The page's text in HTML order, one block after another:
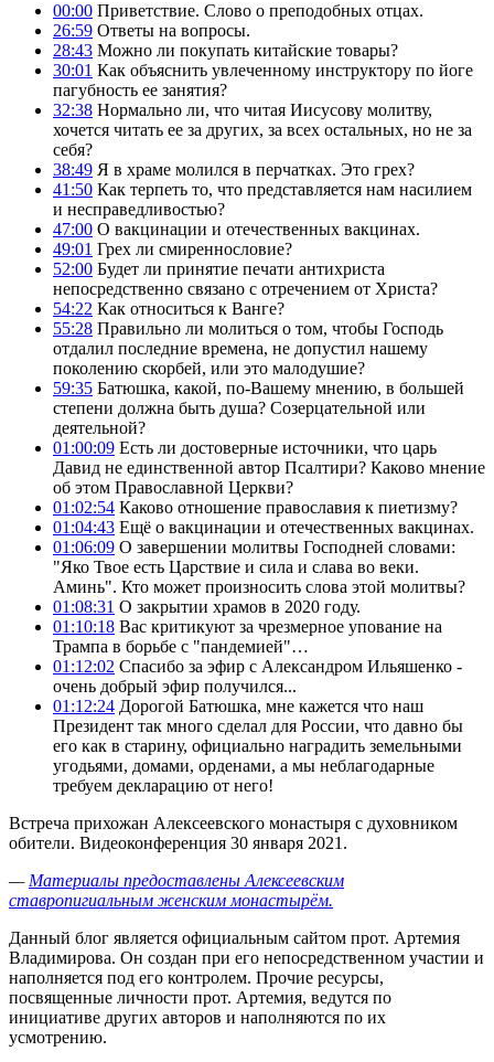
00:00 Приветствие. Слово о преподобных отцах.
26:59 Ответы на вопросы.
28:43 Можно ли покупать китайские товары?
30:01 Как объяснить увлеченному инструктору по йоге
пагубность ее занятия?
32:38 Нормально ли, что читая Иисусову молитву,
хочется читать ее за других, за всех остальных, но не за
себя?
38:49 Я в храме молился в перчатках. Это грех?
41:50 Как терпеть то, что представляется нам насилием
и несправедливостью?
47:00 О вакцинации и отечественных вакцинах.
49:01 Грех ли смиреннословие?
52:00 Будет ли принятие печати антихриста
непосредственно связано с отречением от Христа?
54:22 Как относиться к Ванге?
55:28 Правильно ли молиться о том, чтобы Господь
отдалил последние времена, не допустил нашему
поколению скорбей, или это малодушие?
59:35 Батюшка, какой, по-Вашему мнению, в большей
степени должна быть душа? Созерцательной или
деятельной?
01:00:09 Есть ли достоверные источники, что царь
Давид не единственной автор Псалтири? Каково мнение
об этом Православной Церкви?
01:02:54 Каково отношение православия к пиетизму?
01:04:43 Ещё о вакцинации и отечественных вакцинах.
01:06:09 О завершении молитвы Господней словами:
"Яко Твое есть Царствие и сила и слава во веки.
Аминь". Кто может произносить слова этой молитвы?
01:08:31 О закрытии храмов в 2020 году.
01:10:18 Вас критикуют за чрезмерное упование на
Трампа в борьбе с "пандемией"…
01:12:02 Спасибо за эфир с Александром Ильяшенко -
очень добрый эфир получился...
01:12:24 Дорогой Батюшка, мне кажется что наш
Президент так много сделал для России, что давно бы
его как в старину, официально наградить земельными
угодьями, домами, орденами, а мы неблагодарные
требуем декларацию от него!
Встреча прихожан Алексеевского монастыря с духовником
обители. Видеоконференция 30 января 2021.
— Материалы предоставлены Алексеевским
ставропигиальным женским монастырём.
Данный блог является официальным сайтом прот. Артемия
Владимирова. Он создан при его непосредственном участии и
наполняется под его контролем. Прочие ресурсы,
посвященные личности прот. Артемия, ведутся по
инициативе других авторов и наполняются по их
усмотрению.